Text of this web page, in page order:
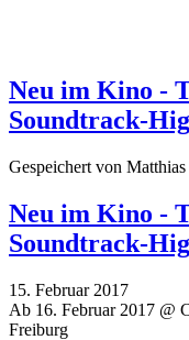
Neu im Kino -
Soundtrack-
Gespeichert von
Neu im Kino -
Soundtrack-
15. Februar 2017
Ab 16. Februar 2017 @
Freiburg